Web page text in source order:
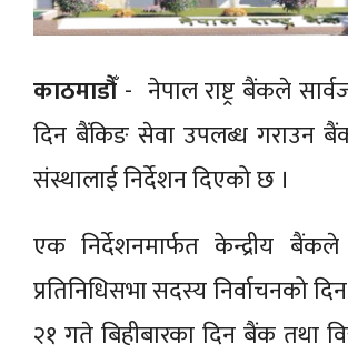
काठमाडौँ- नेपाल राष्ट्र बैंकले
दिन बैंकिङ सेवा उपलब्ध गराउन
संस्थालाई निर्देशन दिएको छ ।
एक निर्देशनमार्फत केन्द्रीय
प्रतिनिधिसभा सदस्य निर्वाचनको
२१ गते बिहीबारका दिन बैंक तथा